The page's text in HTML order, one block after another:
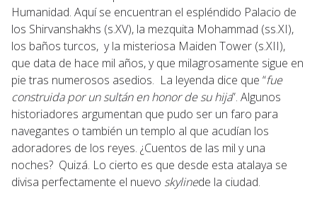
Humanidad. Aquí se encuentran el espléndido Palacio de
los Shirvanshakhs (s.XV), la mezquita Mohammad (ss.XI),
los baños turcos, y la misteriosa Maiden Tower (s.XII),
que data de hace mil años, y que milagrosamente sigue en
pie tras numerosos asedios. La leyenda dice que “fue
construida por un sultán en honor de su hija”. Algunos
historiadores argumentan que pudo ser un faro para
navegantes o también un templo al que acudían los
adoradores de los reyes. ¿Cuentos de las mil y una
noches? Quizá. Lo cierto es que desde esta atalaya se
divisa perfectamente el nuevo skylinede la ciudad.